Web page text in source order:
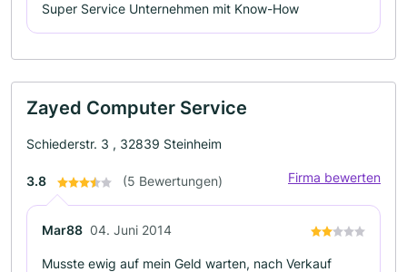
Super Service Unternehmen mit Know-How
Zayed Computer Service
Schiederstr. 3 , 32839 Steinheim
3.8 (5 Bewertungen) Firma bewerten
Mar88 04. Juni 2014
Musste ewig auf mein Geld warten, nach Verkauf